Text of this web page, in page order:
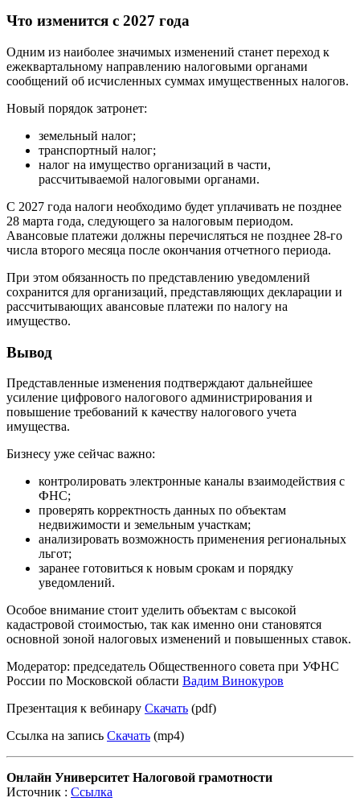
Что изменится с 2027 года
Одним из наиболее значимых изменений станет переход к
ежеквартальному направлению налоговыми органами
сообщений об исчисленных суммах имущественных налогов.
Новый порядок затронет:
земельный налог;
транспортный налог;
налог на имущество организаций в части,
рассчитываемой налоговыми органами.
С 2027 года налоги необходимо будет уплачивать не позднее
28 марта года, следующего за налоговым периодом.
Авансовые платежи должны перечисляться не позднее 28-го
числа второго месяца после окончания отчетного периода.
При этом обязанность по представлению уведомлений
сохранится для организаций, представляющих декларации и
рассчитывающих авансовые платежи по налогу на
имущество.
Вывод
Представленные изменения подтверждают дальнейшее
усиление цифрового налогового администрирования и
повышение требований к качеству налогового учета
имущества.
Бизнесу уже сейчас важно:
контролировать электронные каналы взаимодействия с
ФНС;
проверять корректность данных по объектам
недвижимости и земельным участкам;
анализировать возможность применения региональных
льгот;
заранее готовиться к новым срокам и порядку
уведомлений.
Особое внимание стоит уделить объектам с высокой
кадастровой стоимостью, так как именно они становятся
основной зоной налоговых изменений и повышенных ставок.
Модератор: председатель Общественного совета при УФНС
России по Московской области Вадим Винокуров
Презентация к вебинару Скачать (pdf)
Ссылка на запись Скачать (mp4)
Онлайн Университет Налоговой грамотности
Источник : Ссылка